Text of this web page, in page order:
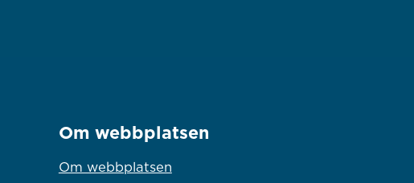
Om webbplatsen
Om webbplatsen